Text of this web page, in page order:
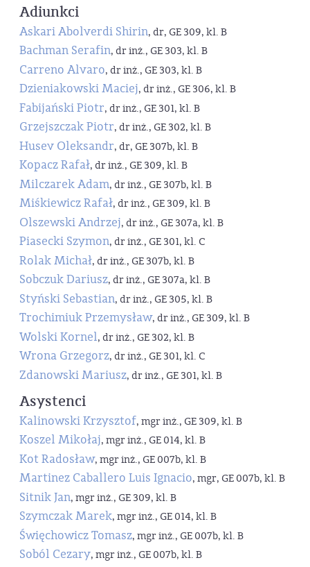
Adiunkci
Askari Abolverdi Shirin, dr, GE 309, kl. B
Bachman Serafin, dr inż., GE 303, kl. B
Carreno Alvaro, dr inż., GE 303, kl. B
Dzieniakowski Maciej, dr inż., GE 306, kl. B
Fabijański Piotr, dr inż., GE 301, kl. B
Grzejszczak Piotr, dr inż., GE 302, kl. B
Husev Oleksandr, dr, GE 307b, kl. B
Kopacz Rafał, dr inż., GE 309, kl. B
Milczarek Adam, dr inż., GE 307b, kl. B
Miśkiewicz Rafał, dr inż., GE 309, kl. B
Olszewski Andrzej, dr inż., GE 307a, kl. B
Piasecki Szymon, dr inż., GE 301, kl. C
Rolak Michał, dr inż., GE 307b, kl. B
Sobczuk Dariusz, dr inż., GE 307a, kl. B
Styński Sebastian, dr inż., GE 305, kl. B
Trochimiuk Przemysław, dr inż., GE 309, kl. B
Wolski Kornel, dr inż., GE 302, kl. B
Wrona Grzegorz, dr inż., GE 301, kl. C
Zdanowski Mariusz, dr inż., GE 301, kl. B
Asystenci
Kalinowski Krzysztof, mgr inż., GE 309, kl. B
Koszel Mikołaj, mgr inż., GE 014, kl. B
Kot Radosław, mgr inż., GE 007b, kl. B
Martinez Caballero Luis Ignacio, mgr, GE 007b, kl. B
Sitnik Jan, mgr inż., GE 309, kl. B
Szymczak Marek, mgr inż., GE 014, kl. B
Święchowicz Tomasz, mgr inż., GE 007b, kl. B
Soból Cezary, mgr inż., GE 007b, kl. B